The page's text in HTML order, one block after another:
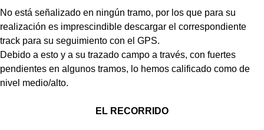
No está señalizado en ningún tramo, por los que para su
realización es imprescindible descargar el correspondiente
track para su seguimiento con el GPS.
Debido a esto y a su trazado campo a través, con fuertes
pendientes en algunos tramos, lo hemos calificado como de
nivel medio/alto.
EL RECORRIDO